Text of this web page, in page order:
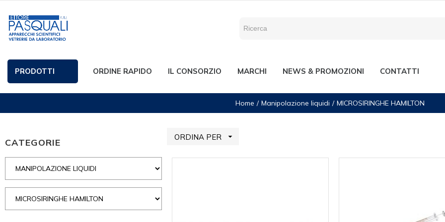
PRODOTTI ORDINE RAPIDO IL CONSORZIO MARCHI NEWS & PROMOZIONI CONTATTI
Home Manipolazione liquidi MICROSIRINGHE HAMILTON
CATEGORIE ORDINA PER 